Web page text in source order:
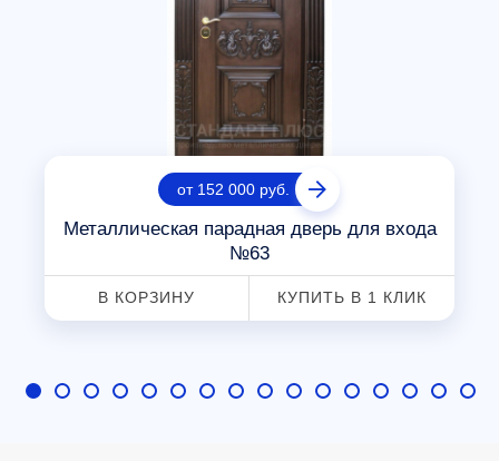
от 152 000 руб.
Металлическая парадная дверь для входа
№63
В КОРЗИНУ КУПИТЬ В 1 КЛИК